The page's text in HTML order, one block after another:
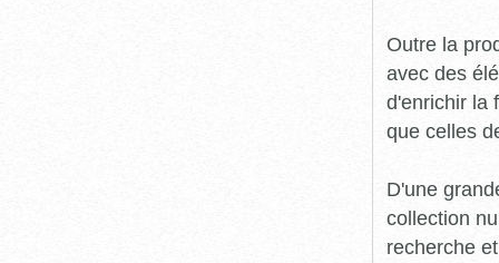
Outre la
avec des
d'enrichir la
que celles
D'une
collection
recherche